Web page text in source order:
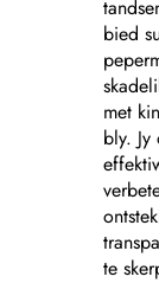
bied
met
bly.
te